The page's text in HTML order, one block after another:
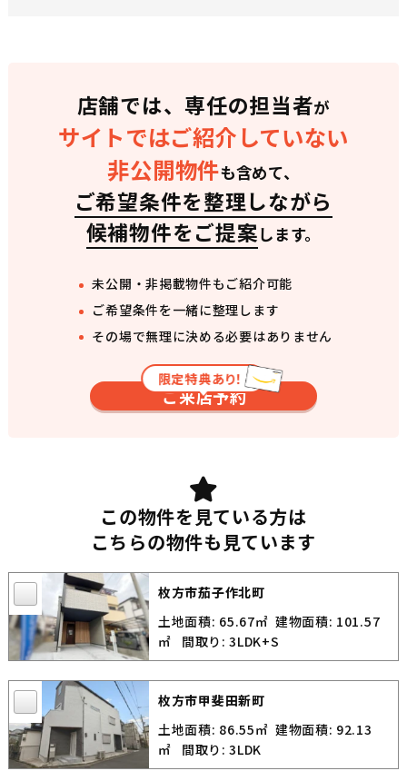
店舗では、専任の担当者が
サイトではご紹介していない
非公開物件も含めて、
ご希望条件を整理しながら
候補物件をご提案します。
未公開・非掲載物件もご紹介可能
ご希望条件を一緒に整理します
その場で無理に決める必要はありません
限定特典あり！
ご来店予約
この物件を見ている方は
こちらの物件も見ています
枚方市茄子作北町
土地面積: 65.67㎡ 建物面積: 101.57
㎡ 間取り: 3LDK+S
枚方市甲斐田新町
土地面積: 86.55㎡ 建物面積: 92.13
㎡ 間取り: 3LDK